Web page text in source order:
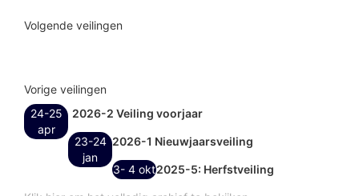
Volgende veilingen
Vorige veilingen
24-25
apr
2026-2 Veiling voorjaar
23-24
jan
2026-1 Nieuwjaarsveiling
3- 4 okt2025-5: Herfstveiling